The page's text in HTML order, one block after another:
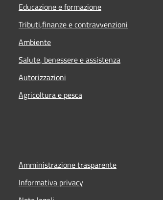
Educazione e formazione
Tributi,finanze e contravvenzioni
Ambiente
Salute, benessere e assistenza
Autorizzazioni
Agricoltura e pesca
Amministrazione trasparente
Informativa privacy